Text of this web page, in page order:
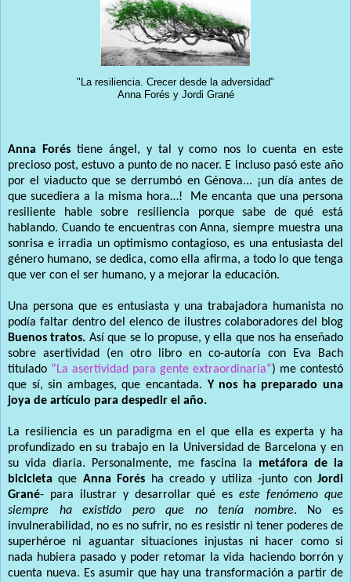
"La resiliencia. Crecer desde la adversidad"
Anna Forés y Jordi Grané
Anna Foréstiene ángel, y tal y como nos lo cuenta en este
precioso post, estuvo a punto de no nacer. E incluso pasó este año
por el viaducto que se derrumbó en Génova... ¡un día antes de
que sucediera a la misma hora…! Me encanta que una persona
resiliente hable sobre resiliencia porque sabe de qué está
hablando. Cuando te encuentras con Anna, siempre muestra una
sonrisa e irradia un optimismo contagioso, es una entusiasta del
género humano, se dedica, como ella afirma, a todo lo que tenga
que ver con el ser humano, y a mejorar la educación.
Una persona que es entusiasta y una trabajadora humanista no
podía faltar dentro del elenco de ilustres colaboradores del blog
Buenos tratos. Así que se lo propuse, y ella que nos ha enseñado
sobre asertividad (en otro libro en co-autoría con Eva Bach
titulado “La asertividad para gente extraordinaria”) me contestó
que sí, sin ambages, que encantada. Y nos ha preparado una
joya de artículo para despedir el año.
La resiliencia es un paradigma en el que ella es experta y ha
profundizado en su trabajo en la Universidad de Barcelona y en
su vida diaria. Personalmente, me fascina la metáfora de la
bicicleta que Anna Forés ha creado y utiliza -junto conJordi
Grané- para ilustrar y desarrollar qué eseste fenómeno que
siempre ha existido pero que no tenía nombre. No es
invulnerabilidad, no es no sufrir, no es resistir ni tener poderes de
superhéroe ni aguantar situaciones injustas ni hacer como si
nada hubiera pasado y poder retomar la vida haciendo borrón y
cuenta nueva. Es asumir que hay una transformación a partir de